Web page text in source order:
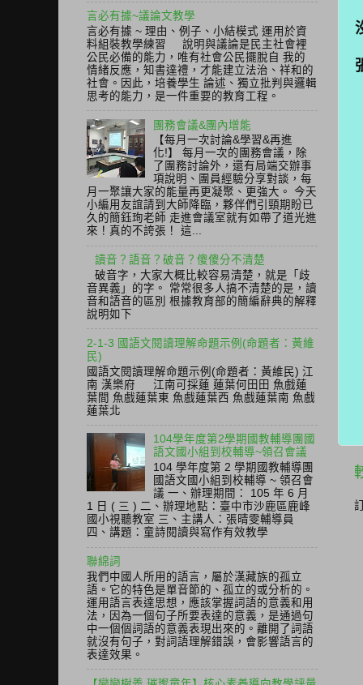
言必有據~議論文教學
言必有據 ~ 理由、例子、小結模式 運用於資
料組裝教學練習 說明與議論是民主社會裡
公民必備的能力，唯有社會公民擺脫自 我的
情緒反應，知書達禮，才能建立法治、祥和的
社會。因此，培養學生 論述、獨立批判與邏輯
思考的能力，是一件重要的教育工程。
團務會議&團內增能
【每月一次討論&學習&再進
化!】 每月一次的團務會議，除
了團務討論外，還有局端交辦事
項說明、團員經驗分享對談，每
月一聚讓大家的能量再更凝聚、更強大。 今天
小編用友誼請到大師降臨，夥伴們引頸期盼已
久的簡鈺珣老師 走進會議室就有如帶了道光進
來！真的不誇張！ 這...
讀音？語音？破音？傻傻分不清楚
破音字，大家大概比較容易清楚，就是「歧
音異義」的字。 常常很多人搞不清楚的是，讀
音和語音的區別 根據教育部的簡編辭典的解釋
說明如下
2-1-3 國語文閱讀理解命題示例(命題者：黃維
民)
國語文閱讀理解命題示例(命題者：黃維民) 江
南 漢樂府 江南可採蓮 蓮葉何田田 魚戲蓮
葉間 魚戲蓮葉東 魚戲蓮葉西 魚戲蓮葉南 魚戲
蓮葉北
104學年度第2學期國教輔導團國
語文國小組到校輔導~領召會議
104 學年度第 2 學期國教輔導團
國語文國小組到校輔導 ~ 領召會
議 一、辦理期間： 105 年 6 月
1 日 ( 三 ) 二、辦理地點：臺中市沙鹿區鹿峰
國小視聽教室 三、主講人：張晴雯輔導員
四、講題：童詩閱讀與寫作有效教學
聯綿詞
我們中國人所用的語言，屬於漢藏族的孤立
語。它的特色是單音節的、孤立的或分析的。
運用語言表達思想，應該掌握詞語的意義和用
法，因為一個句子所要表達的意義，是通過句
中一個個詞語的意義表現出來的。離開了詞語
就沒有句子，對詞語理解錯誤，會影響語言的
表達效果。